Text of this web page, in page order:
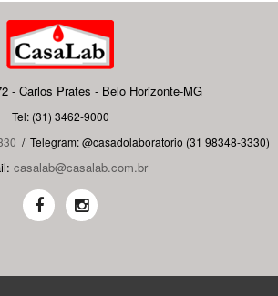
- Carlos Prates - Belo Horizonte-MG
Tel: (31) 3462-9000
/ Telegram: @casadolaboratorio (31 98348-3330)
casalab@casalab.com.br